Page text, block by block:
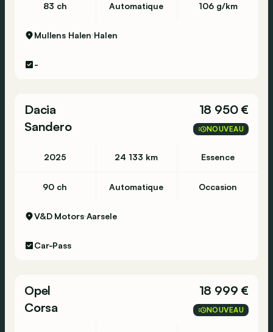
83 ch Automatique 106 g/km
Mullens Halen Halen
-
Dacia
Sandero
18 950 €
NOUVEAU
2025 24 133 km Essence
90 ch Automatique Occasion
V&D Motors Aarsele
Car-Pass
Opel
Corsa
18 999 €
NOUVEAU